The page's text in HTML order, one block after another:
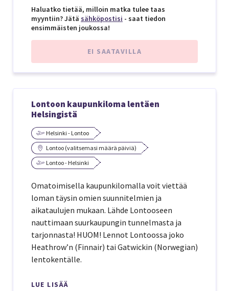
Haluatko tietää, milloin matka tulee taas
myyntiin? Jätä sähköpostisi - saat tiedon
ensimmäisten joukossa!
EI SAATAVILLA
Lontoon kaupunkiloma lentäen
Helsingistä
Helsinki - Lontoo
Lontoo (valitsemasi määrä päiviä)
Lontoo - Helsinki
Omatoimisella kaupunkilomalla voit viettää
loman täysin omien suunnitelmien ja
aikataulujen mukaan. Lähde Lontooseen
nauttimaan suurkaupungin tunnelmasta ja
tarjonnasta! HUOM! Lennot Lontoossa joko
Heathrow’n (Finnair) tai Gatwickin (Norwegian)
lentokentälle.
LUE LISÄÄ